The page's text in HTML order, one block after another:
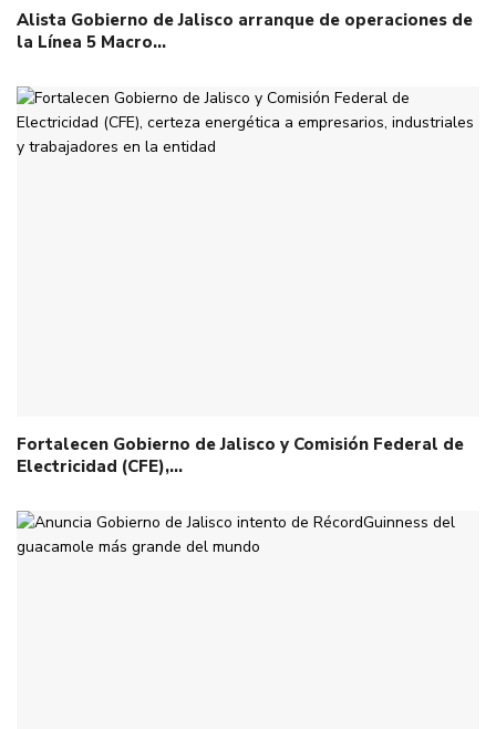
Alista Gobierno de Jalisco arranque de operaciones de
la Línea 5 Macro…
Fortalecen Gobierno de Jalisco y Comisión Federal de
Electricidad (CFE),…